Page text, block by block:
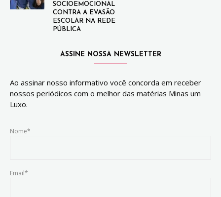
SOCIOEMOCIONAL
CONTRA A EVASÃO
ESCOLAR NA REDE
PÚBLICA
ASSINE NOSSA NEWSLETTER
Ao assinar nosso informativo você concorda em receber
nossos periódicos com o melhor das matérias Minas um
Luxo.
Nome*
Email*